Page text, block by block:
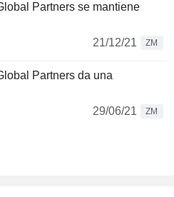
Partners se mantiene
21/12/21
ZM
Partners da una
29/06/21
ZM